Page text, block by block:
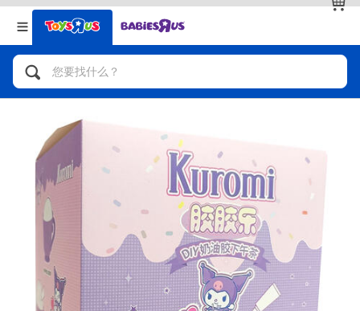
返回
分类目录
人气英雄，角色扮演，射击玩具
自行车，滑板车，骑乘车
拼砌组合及乐高LEGO
玩具车，货车，火车及遥控系列
手工艺，文具，蜡笔，泥胶，画板
返回
品牌
查看全部